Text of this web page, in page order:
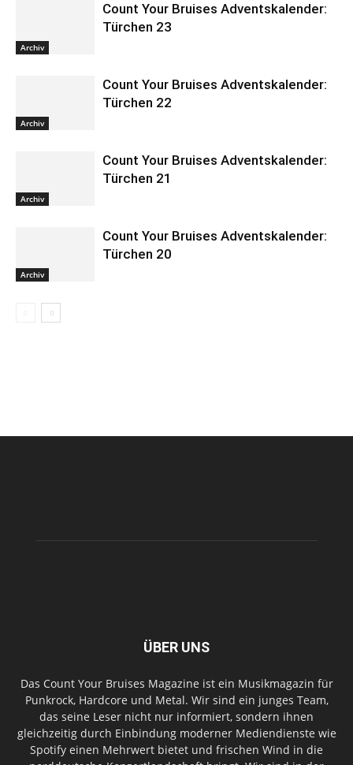
Archiv
Count Your Bruises Adventskalender:
Türchen 23
Archiv
Count Your Bruises Adventskalender:
Türchen 22
Archiv
Count Your Bruises Adventskalender:
Türchen 21
Archiv
Count Your Bruises Adventskalender:
Türchen 20
ÜBER UNS
Das Count Your Bruises Magazine ist ein Musikmagazin für
Punkrock, Hardcore und Metal. Wir sind ein junges Team,
das seine Leser nicht nur informiert, sondern ihnen
gleichzeitig durch Einbindung moderner Mediendienste wie
Spotify einen Mehrwert bietet und frischen Wind in die